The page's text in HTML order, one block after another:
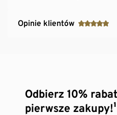
Opinie klientów
Odbierz 10%
pierwsze zakupy!¹